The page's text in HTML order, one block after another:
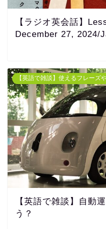
【ラジオ英会話】
December 27, 2024/
【英語で雑談】使えるフレーズ
【英語で雑談】自動
う？